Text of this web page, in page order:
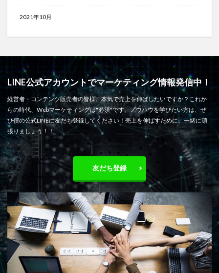
2021年10月
LINE公式アカウントでマーケティング情報発信中！
経営者・コンテンツ販売者の皆様。本気で売上を伸ばしたいですか？これか
らの時代、Webマーケティングは"必須"です。ノウハウを学びたい方は、ぜ
ひ僕の公式LINEに友だち登録してください！売上を伸ばすために、一緒に頑
張りましょう！！
友だち登録